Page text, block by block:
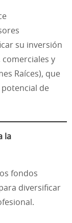
su inversión
y
Raíces), que
de
la
fondos
diversificar